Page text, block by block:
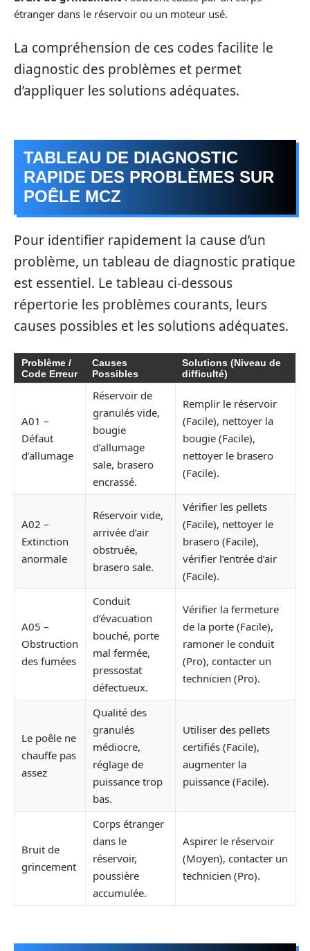
étranger dans le réservoir ou un moteur usé.
La compréhension de ces codes facilite le
diagnostic des problèmes et permet
d’appliquer les solutions adéquates.
TABLEAU DE DIAGNOSTIC
RAPIDE DES PROBLÈMES SUR
POÊLE MCZ
Pour identifier rapidement la cause d’un
problème, un tableau de diagnostic pratique
est essentiel. Le tableau ci-dessous
répertorie les problèmes courants, leurs
causes possibles et les solutions adéquates.
Problème /
Code Erreur
Causes
Possibles
Solutions (Niveau de
difficulté)
A01 –
Défaut
d’allumage
Réservoir de
granulés vide,
bougie
d’allumage
sale, brasero
encrassé.
Remplir le réservoir
(Facile), nettoyer la
bougie (Facile),
nettoyer le brasero
(Facile).
A02 –
Extinction
anormale
Réservoir vide,
arrivée d’air
obstruée,
brasero sale.
Vérifier les pellets
(Facile), nettoyer le
brasero (Facile),
vérifier l’entrée d’air
(Facile).
A05 –
Obstruction
des fumées
Conduit
d’évacuation
bouché, porte
mal fermée,
pressostat
défectueux.
Vérifier la fermeture
de la porte (Facile),
ramoner le conduit
(Pro), contacter un
technicien (Pro).
Le poêle ne
chauffe pas
assez
Qualité des
granulés
médiocre,
réglage de
puissance trop
bas.
Utiliser des pellets
certifiés (Facile),
augmenter la
puissance (Facile).
Bruit de
grincement
Corps étranger
dans le
réservoir,
poussière
accumulée.
Aspirer le réservoir
(Moyen), contacter un
technicien (Pro).